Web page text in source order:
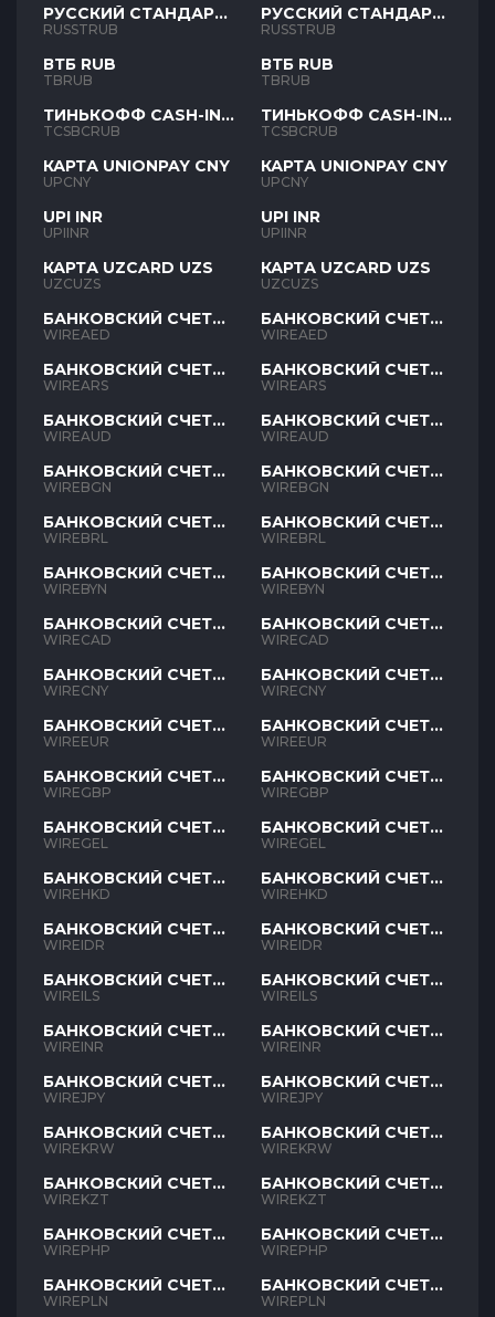
РУССКИЙ СТАНДАРТ
RUB
RUSSTRUB
ВТБ RUB
TBRUB
ТИНЬКОФФ CASH-IN
RUB
TCSBCRUB
КАРТА UNIONPAY CNY
UPCNY
UPI INR
UPIINR
КАРТА UZCARD UZS
UZCUZS
БАНКОВСКИЙ СЧЕТ
AED
WIREAED
БАНКОВСКИЙ СЧЕТ
ARS
WIREARS
БАНКОВСКИЙ СЧЕТ
AUD
WIREAUD
БАНКОВСКИЙ СЧЕТ
BGN
WIREBGN
БАНКОВСКИЙ СЧЕТ
BRL
WIREBRL
БАНКОВСКИЙ СЧЕТ
BYN
WIREBYN
БАНКОВСКИЙ СЧЕТ
CAD
WIRECAD
БАНКОВСКИЙ СЧЕТ
CNY
WIRECNY
БАНКОВСКИЙ СЧЕТ
EUR
WIREEUR
БАНКОВСКИЙ СЧЕТ
GBP
WIREGBP
БАНКОВСКИЙ СЧЕТ
GEL
WIREGEL
БАНКОВСКИЙ СЧЕТ
HKD
WIREHKD
БАНКОВСКИЙ СЧЕТ
IDR
WIREIDR
БАНКОВСКИЙ СЧЕТ
ILS
WIREILS
БАНКОВСКИЙ СЧЕТ
INR
WIREINR
БАНКОВСКИЙ СЧЕТ
JPY
WIREJPY
БАНКОВСКИЙ СЧЕТ
KRW
WIREKRW
БАНКОВСКИЙ СЧЕТ
KZT
WIREKZT
БАНКОВСКИЙ СЧЕТ
PHP
WIREPHP
БАНКОВСКИЙ СЧЕТ
PLN
WIREPLN
РУССКИЙ СТАНДАРТ
RUB
RUSSTRUB
ВТБ RUB
TBRUB
ТИНЬКОФФ CASH-IN
RUB
TCSBCRUB
КАРТА UNIONPAY CNY
UPCNY
UPI INR
UPIINR
КАРТА UZCARD UZS
UZCUZS
БАНКОВСКИЙ СЧЕТ
AED
WIREAED
БАНКОВСКИЙ СЧЕТ
ARS
WIREARS
БАНКОВСКИЙ СЧЕТ
AUD
WIREAUD
БАНКОВСКИЙ СЧЕТ
BGN
WIREBGN
БАНКОВСКИЙ СЧЕТ
BRL
WIREBRL
БАНКОВСКИЙ СЧЕТ
BYN
WIREBYN
БАНКОВСКИЙ СЧЕТ
CAD
WIRECAD
БАНКОВСКИЙ СЧЕТ
CNY
WIRECNY
БАНКОВСКИЙ СЧЕТ
EUR
WIREEUR
БАНКОВСКИЙ СЧЕТ
GBP
WIREGBP
БАНКОВСКИЙ СЧЕТ
GEL
WIREGEL
БАНКОВСКИЙ СЧЕТ
HKD
WIREHKD
БАНКОВСКИЙ СЧЕТ
IDR
WIREIDR
БАНКОВСКИЙ СЧЕТ
ILS
WIREILS
БАНКОВСКИЙ СЧЕТ
INR
WIREINR
БАНКОВСКИЙ СЧЕТ
JPY
WIREJPY
БАНКОВСКИЙ СЧЕТ
KRW
WIREKRW
БАНКОВСКИЙ СЧЕТ
KZT
WIREKZT
БАНКОВСКИЙ СЧЕТ
PHP
WIREPHP
БАНКОВСКИЙ СЧЕТ
PLN
WIREPLN